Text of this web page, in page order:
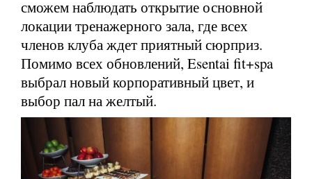
сможем наблюдать открытие основной
локации тренажерного зала, где всех
членов клуба ждет приятный сюрприз.
Помимо всех обновлений, Esentai fit+spa
выбрал новый корпоративный цвет, и
выбор пал на желтый.